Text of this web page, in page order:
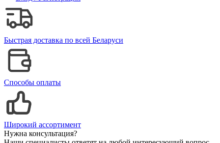
Быстрая доставка по всей Беларуси
Способы оплаты
Широкий ассортимент
Нужна консультация?